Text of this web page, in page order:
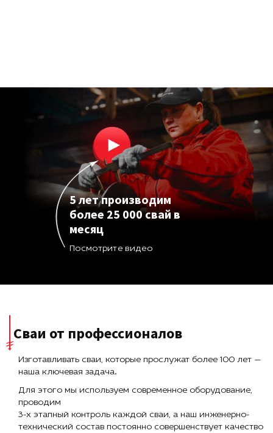
5 лет производим
более 25 000 свай в
месяц
Посмотрите видео
Сваи от профессионалов
Изготавливать сваи, которые прослужат более 100 лет —
наша ключевая задача.
Для этого мы используем современное оборудование,
проводим
3-х этапный контроль каждой сваи, а наш инженерно-
технический состав постоянно совершенствует качество